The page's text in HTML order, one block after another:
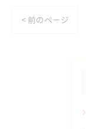
< 前のページ